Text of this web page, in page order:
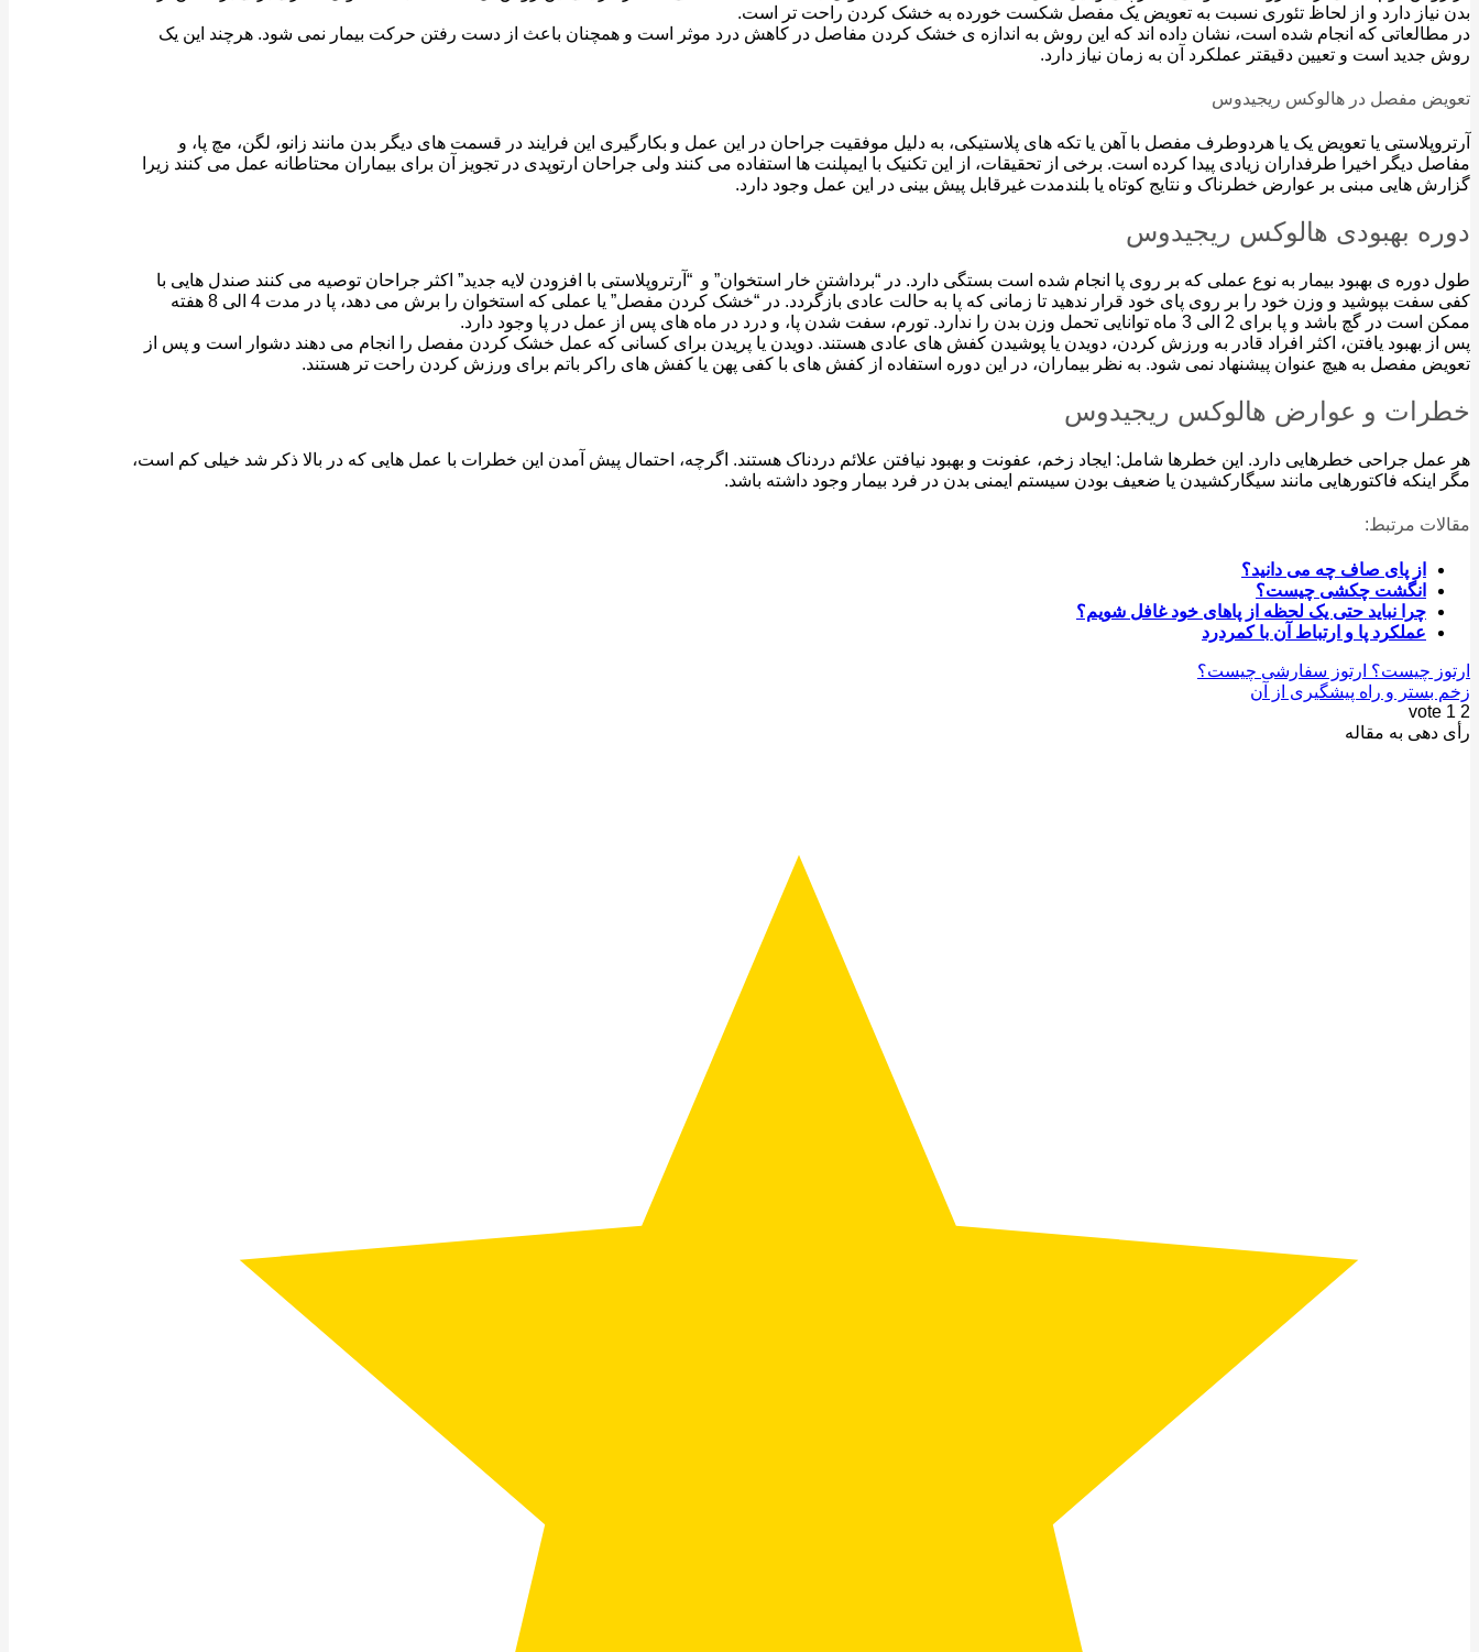
بدن نیاز دارد و از لحاظ تئوری نسبت به تعویض یک مفصل شکست خورده به خشک کردن راحت تر است.
در مطالعاتی که انجام شده است، نشان داده اند که این روش به اندازه ی خشک کردن مفاصل در کاهش درد موثر است و همچنان باعث از دست رفتن حرکت بیمار نمی شود. هرچند این یک
روش جدید است و تعیین دقیقتر عملکرد آن به زمان نیاز دارد.
تعویض مفصل در هالوکس ریجیدوس
آرتروپلاستی یا تعویض یک یا هردوطرف مفصل با آهن یا تکه های پلاستیکی، به دلیل موفقیت جراحان در این عمل و بکارگیری این فرایند در قسمت های دیگر بدن مانند زانو، لگن، مچ پا، و
مفاصل دیگر اخیرا طرفداران زیادی پیدا کرده است. برخی از تحقیقات، از این تکنیک با ایمپلنت ها استفاده می کنند ولی جراحان ارتوپدی در تجویز آن برای بیماران محتاطانه عمل می کنند زیرا
گزارش هایی مبنی بر عوارض خطرناک و نتایج کوتاه یا بلندمدت غیرقابل پیش بینی در این عمل وجود دارد.
دوره بهبودی هالوکس ریجیدوس
طول دوره ی بهبود بیمار به نوع عملی که بر روی پا انجام شده است بستگی دارد. در “برداشتن خار استخوان” و “آرتروپلاستی با افزودن لایه جدید” اکثر جراحان توصیه می کنند صندل هایی با
کفی سفت بپوشید و وزن خود را بر روی پای خود قرار ندهید تا زمانی که پا به حالت عادی بازگردد. در “خشک کردن مفصل” یا عملی که استخوان را برش می دهد، پا در مدت 4 الی 8 هفته
ممکن است در گچ باشد و پا برای 2 الی 3 ماه توانایی تحمل وزن بدن را ندارد. تورم، سفت شدن پا، و درد در ماه های پس از عمل در پا وجود دارد.
پس از بهبود یافتن، اکثر افراد قادر به ورزش کردن، دویدن یا پوشیدن کفش های عادی هستند. دویدن یا پریدن برای کسانی که عمل خشک کردن مفصل را انجام می دهند دشوار است و پس از
تعویض مفصل به هیچ عنوان پیشنهاد نمی شود. به نظر بیماران، در این دوره استفاده از کفش های با کفی پهن یا کفش های راکر باتم برای ورزش کردن راحت تر هستند.
خطرات و عوارض هالوکس ریجیدوس
هر عمل جراحی خطرهایی دارد. این خطرها شامل: ایجاد زخم، عفونت و بهبود نیافتن علائم دردناک هستند. اگرچه، احتمال پیش آمدن این خطرات با عمل هایی که در بالا ذکر شد خیلی کم است،
مگر اینکه فاکتورهایی مانند سیگارکشیدن یا ضعیف بودن سیستم ایمنی بدن در فرد بیمار وجود داشته باشد.
مقالات مرتبط:
از پای صاف چه می دانید؟
انگشت چکشی چیست؟
چرا نباید حتی یک لحظه از پاهای خود غافل شویم؟
عملکرد پا و ارتباط آن با کمردرد
ارتوز چیست؟ ارتوز سفارشی چیست؟
زخم بستر و راه پیشگیری از آن
2
1
vote
رأی دهی به مقاله